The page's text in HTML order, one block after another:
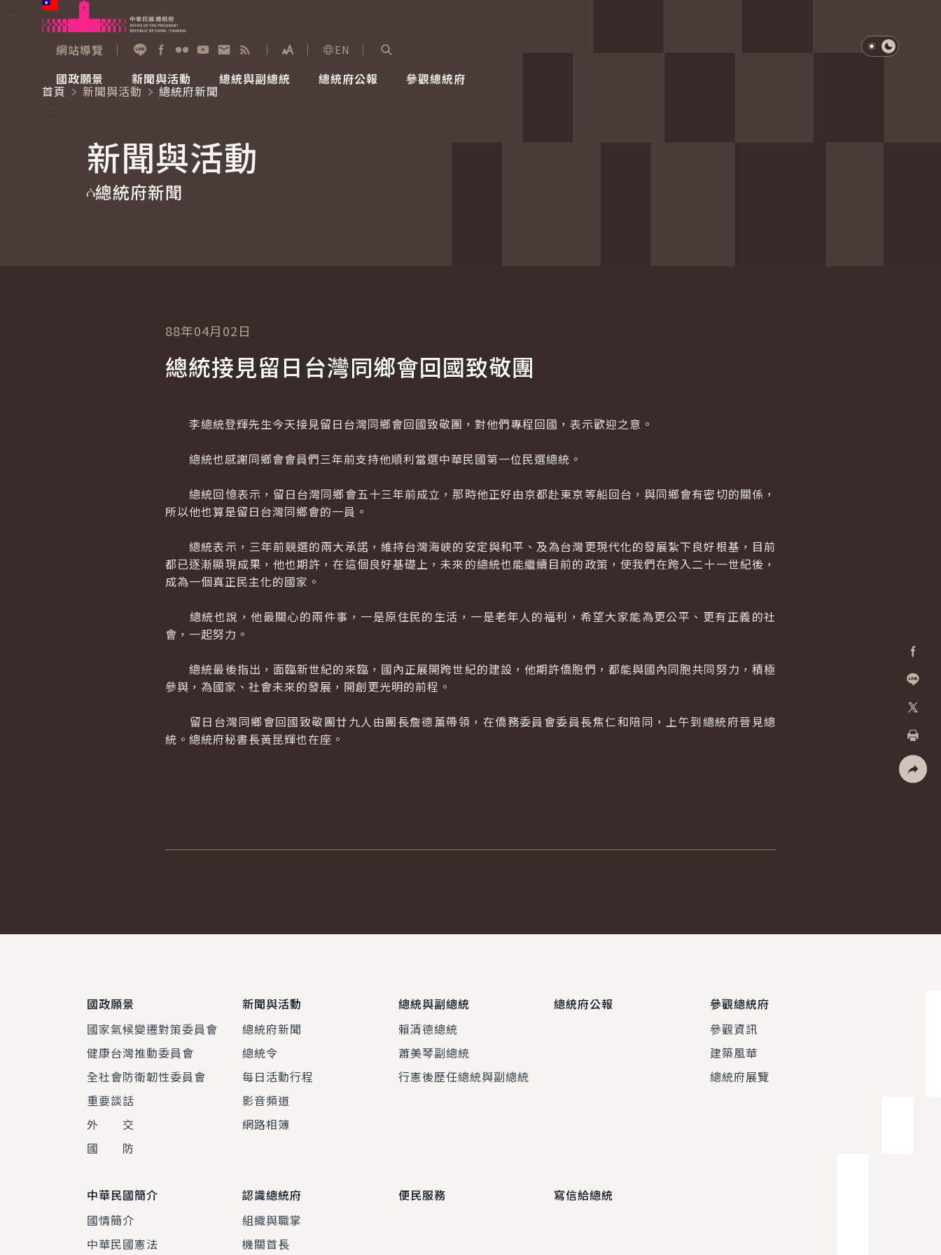
跳到主要內容
網站導覽
展開字級選單
EN
國政願景
國家氣候變遷對策委員會
重要談話
新聞與活動
總統府新聞
影音頻道
總統與副總統
賴清德總統
總統府公報 參觀總統府
參觀資訊
淺色模式
深色模式
首頁
新聞與活動
總統府新聞
新聞與活動
總統府新聞
加入好
列印
88年04月02日
總統接見留日台灣同鄉會回國致敬團
李總統登輝先生今天接見留日台灣同鄉會回國致敬團，對他們專程回國，表示歡迎之意。
總統也感謝同鄉會會員們三年前支持他順利當選中華民國第一位民選總統。
總統回憶表示，留日台灣同鄉會五十三年前成立，那時他正好由京都赴東京等船回台，與同鄉會有密切的關係，
所以他也算是留日台灣同鄉會的一員。
總統表示，三年前競選的兩大承諾，維持台灣海峽的安定與和平、及為台灣更現代化的發展紮下良好根基，目前
都已逐漸顯現成果，他也期許，在這個良好基礎上，未來的總統也能繼續目前的政策，使我們在跨入二十一世紀後，
成為一個真正民主化的國家。
總統也說，他最關心的兩件事，一是原住民的生活，一是老年人的福利，希望大家能為更公平、更有正義的社
會，一起努力。
總統最後指出，面臨新世紀的來臨，國內正展開跨世紀的建設，他期許僑胞們，都能與國內同胞共同努力，積極
參與，為國家、社會未來的發展，開創更光明的前程。
留日台灣同鄉會回國致敬團廿九人由團長詹德薰帶領，在僑務委員會委員長焦仁和陪同，上午到總統府晉見總
統。總統府秘書長黃昆輝也在座。
國政願景
國家氣候變遷對策委員會
健康台灣推動委員會
全社會防衛韌性委員會
重要談話
外 交
國 防
新聞與活動
總統府新聞
總統令
每日活動行程
影音頻道
網路相簿
總統與副總統
賴清德總統
蕭美琴副總統
行憲後歷任總統與副總統
總統府公報
參觀總統府
參觀資訊
建築風華
總統府展覽
中華民國簡介
國情簡介
中華民國憲法
認識總統府
組織與職掌
機關首長
便民服務 寫信給總統